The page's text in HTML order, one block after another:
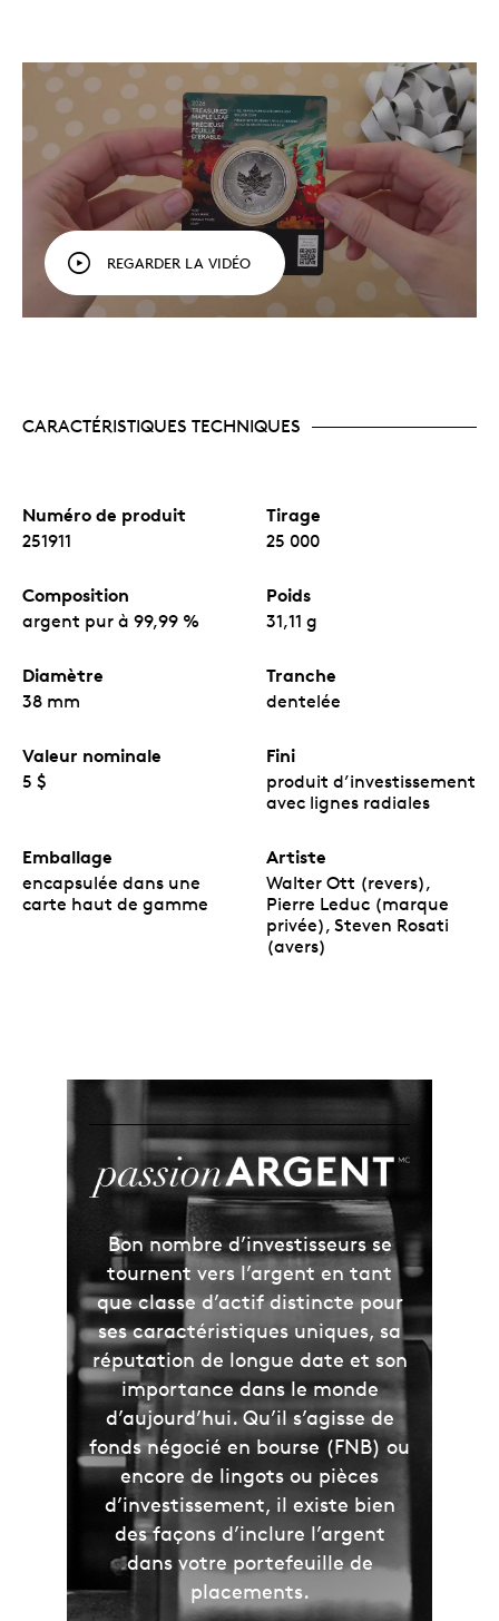
et sa production de pièces de poids uniforme et
de pureté absolue. Ces pièces d’investissement
de luxe ornées d’une marque privée sont
hautement prisées.
Un traitement spécial durant la
fabrication.Chaque pièce d’investissement haut
de gamme est manipulée avec soin tout au long
du processus de fabrication, puis encapsulée et
placée dans un élégant emballage. Si nos
produits d’investissement sont généralement
distribués par nos marchands autorisés, ces
pièces-ci, manipulées et emballées avec soin,
peuvent être achetées directement auprès de la
d’accéder rapidement à un site Web instructif,
d’investissement
Feuille d’érable en argent
comporte des caractéristiques de sécurité de
pointe, comme des lignes radiales et notre
protégée.
Un tirage limité.
Le tirage mondial des pièces
d’investissement
Précieuse Feuille d’érable en
Aucune TPS ni TVH.
REGARDER LA VIDÉO
CARACTÉRISTIQUES TECHNIQUES
Numéro de produit
251911
Tirage
25 000
Composition
argent pur à 99,99 %
Poids
31,11 g
Diamètre
38 mm
Tranche
dentelée
Valeur nominale
5 $
Fini
produit d’investissement
avec lignes radiales
Emballage
encapsulée dans une
carte haut de gamme
Artiste
Walter Ott (revers),
Pierre Leduc (marque
privée), Steven Rosati
(avers)
Bon nombre d’investisseurs se
tournent vers l’argent en tant
que classe d’actif distincte pour
ses caractéristiques uniques, sa
réputation de longue date et son
importance dans le monde
d’aujourd’hui. Qu’il s’agisse de
fonds négocié en bourse (FNB) ou
encore de lingots ou pièces
d’investissement, il existe bien
des façons d’inclure l’argent
dans votre portefeuille de
placements.